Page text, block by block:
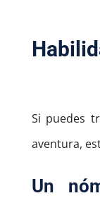
Si puedes
aventura,
Un